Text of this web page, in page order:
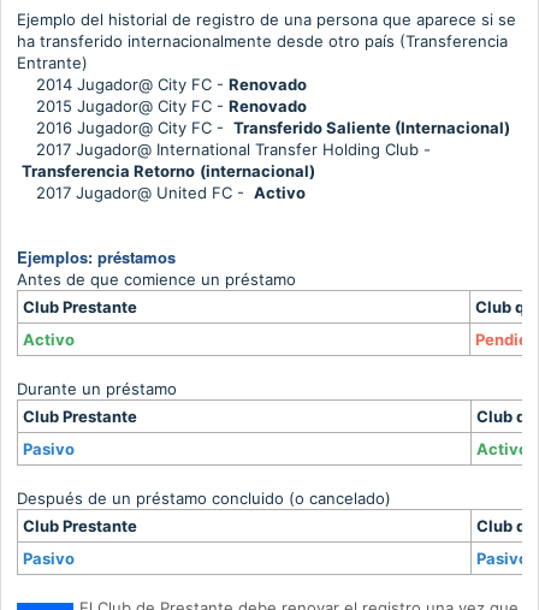
Ejemplo del historial de registro de una persona que aparece si se
ha transferido internacionalmente desde otro país (Transferencia
Entrante)
2014 Jugador@ City FC - Renovado
2015 Jugador@ City FC - Renovado
2016 Jugador@ City FC - Transferido Saliente (Internacional)
2017 Jugador@ International Transfer Holding Club -
Transferencia Retorno (internacional)
2017 Jugador@ United FC - Activo
Ejemplos: préstamos
Antes de que comience un préstamo
Club Prestante
Club
Activo
Durante un préstamo
Club Prestante
Club
Pasivo
Activo
Después de un préstamo concluido (o cancelado)
Club Prestante
Club
Pasivo
Pasivo